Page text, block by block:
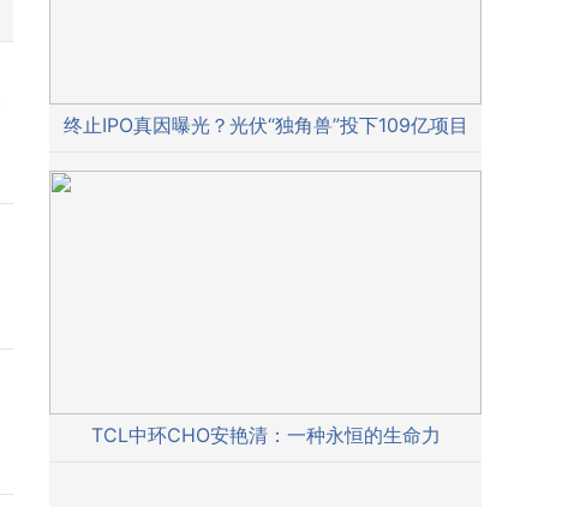
终止IPO真因曝光？光伏“独角兽”投下109亿项目
TCL中环CHO安艳清：一种永恒的生命力